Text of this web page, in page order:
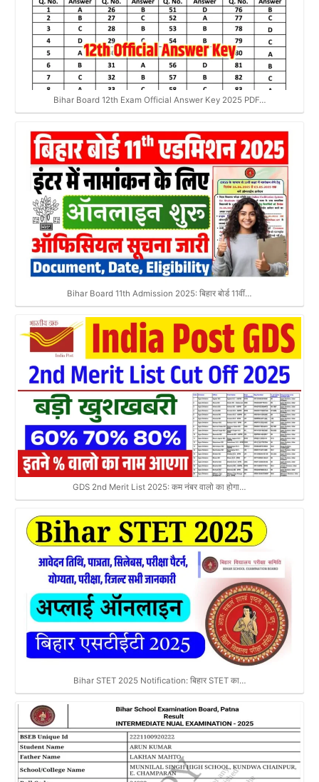
Bihar Board 12th Exam Official Answer Key 2025 PDF…
Bihar Board 11th Admission 2025: बिहार बोर्ड 11वीं…
GDS 2nd Merit List 2025: कम नंबर वालो का होगा…
Bihar STET 2025 Notification: बिहार STET का…